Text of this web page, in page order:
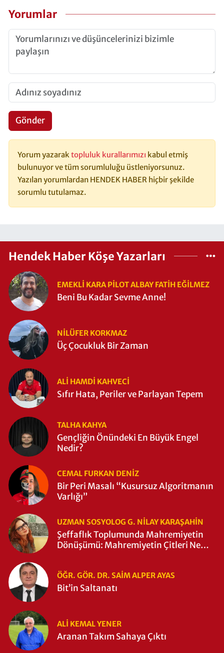
Yorumlar
Gönder
Yorum yazarak topluluk kurallarımızı kabul etmiş
bulunuyor ve tüm sorumluluğu üstleniyorsunuz.
Yazılan yorumlardan HENDEK HABER hiçbir şekilde
sorumlu tutulamaz.
Hendek Haber Köşe Yazarları
EMEKLI KARA PILOT ALBAY FATIH EĞİLMEZ
Beni Bu Kadar Sevme Anne!
NILÜFER KORKMAZ
Üç Çocukluk Bir Zaman
ALI HAMDI KAHVECİ
Sıfır Hata, Periler ve Parlayan Tepem
TALHA KAHYA
Gençliğin Önündeki En Büyük Engel
Nedir?
CEMAL FURKAN DENİZ
Bir Peri Masalı “Kusursuz Algoritmanın
Varlığı”
UZMAN SOSYOLOG G. NILAY KARAŞAHİN
Şeffaflık Toplumunda Mahremiyetin
Dönüşümü: Mahremiyetin Çitleri Ne
ÖĞR. GÖR. DR. SAIM ALPER AYAS
Bit’in Saltanatı
ALI KEMAL YENER
Aranan Takım Sahaya Çıktı